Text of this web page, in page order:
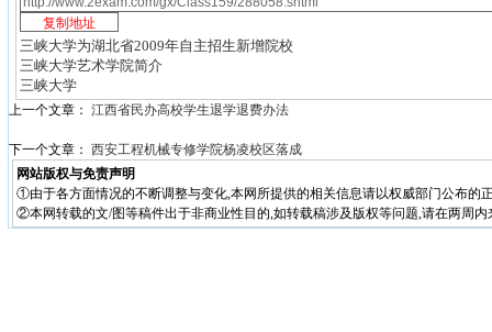
三峡大学为湖北省2009年自主招生新增院校
三峡大学艺术学院简介
三峡大学
上一个文章： 江西省民办高校学生退学退费办法
下一个文章： 西安工程机械专修学院杨凌校区落成
网站版权与免责声明
①由于各方面情况的不断调整与变化,本网所提供的相关信息请以权威部门公布的
②本网转载的文/图等稿件出于非商业性目的,如转载稿涉及版权等问题,请在两周内